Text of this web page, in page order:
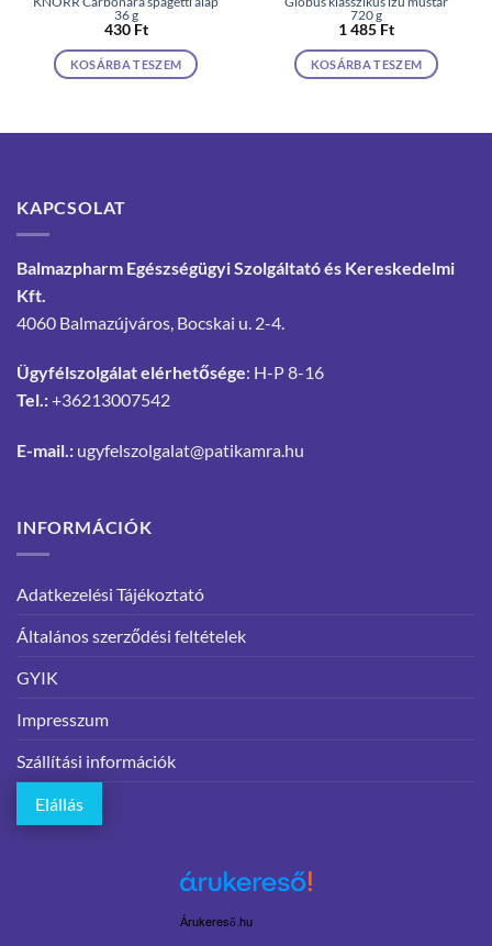
36 g
430 Ft
KOSÁRBA TESZEM
720 g
1 485 Ft
KOSÁRBA TESZEM
KAPCSOLAT
Balmazpharm Egészségügyi Szolgáltató és Kereskedelmi
Kft.
4060 Balmazújváros, Bocskai u. 2-4.
Ügyfélszolgálat elérhetősége: H-P 8-16
Tel.:+36213007542
E-mail.: ugyfelszolgalat@patikamra.hu
INFORMÁCIÓK
Adatkezelési Tájékoztató
Általános szerződési feltételek
GYIK
Impresszum
Szállítási információk
Elállás
Árukereső.hu